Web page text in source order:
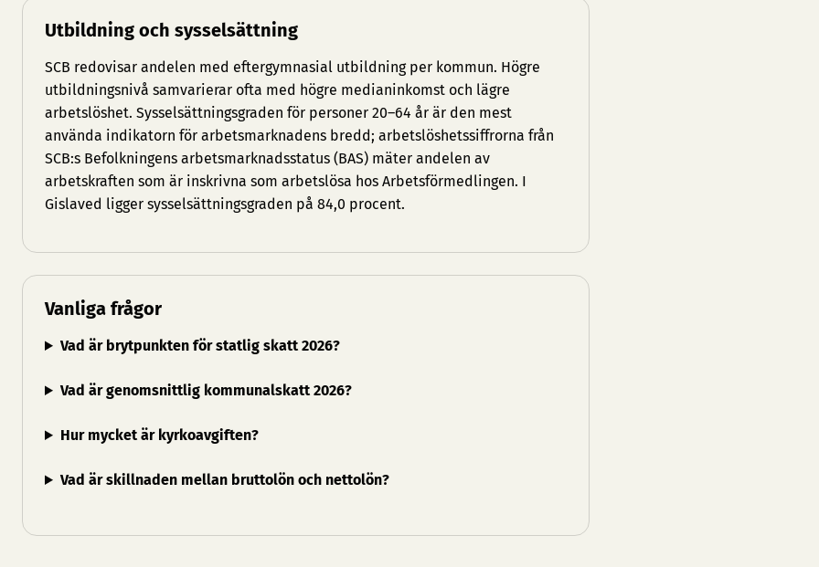
Utbildning och sysselsättning
SCB redovisar andelen med eftergymnasial utbildning per kommun. Högre
utbildningsnivå samvarierar ofta med högre medianinkomst och lägre
arbetslöshet. Sysselsättningsgraden för personer 20–64 år är den mest
använda indikatorn för arbetsmarknadens bredd; arbetslöshetssiffrorna från
SCB:s Befolkningens arbetsmarknadsstatus (BAS) mäter andelen av
arbetskraften som är inskrivna som arbetslösa hos Arbetsförmedlingen. I
Gislaved ligger sysselsättningsgraden på 84,0 procent.
Vanliga frågor
Vad är brytpunkten för statlig skatt 2026?
Vad är genomsnittlig kommunalskatt 2026?
Hur mycket är kyrkoavgiften?
Vad är skillnaden mellan bruttolön och nettolön?